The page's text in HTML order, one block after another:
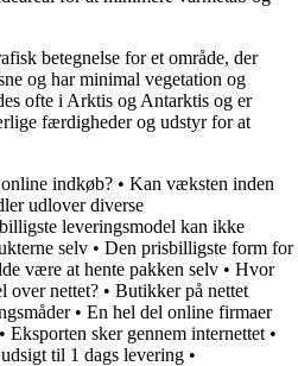
betegnelse for et område, der
og har minimal vegetation og
ofte i Arktis og Antarktis og er
færdigheder og udstyr for at
indkøb? • Kan væksten inden
udlover diverse
leveringsmodel kan ikke
selv • Den prisbilligste form for
være at hente pakken selv • Hvor
over nettet? • Butikker på nettet
• En hel del online firmaer
• Eksporten sker gennem internettet •
til 1 dags levering •